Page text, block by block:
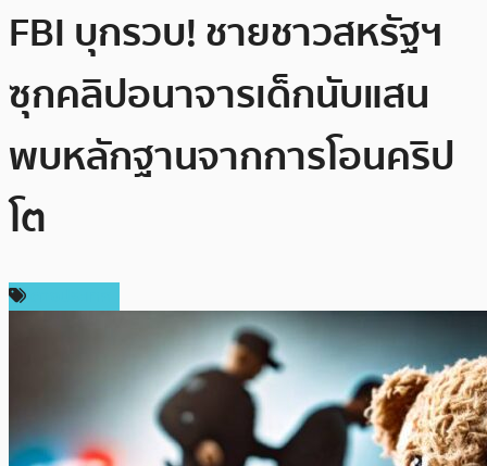
FBI บุกรวบ! ชายชาวสหรัฐฯ
ซุกคลิปอนาจารเด็กนับแสน
พบหลักฐานจากการโอนคริป
โต